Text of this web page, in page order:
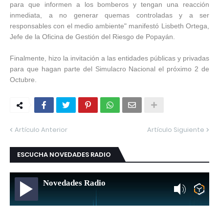
para que informen a los bomberos y tengan una reacción
inmediata, a no generar quemas controladas y a ser
responsables con el medio ambiente" manifestó Lisbeth Ortega,
Jefe de la Oficina de Gestión del Riesgo de Popayán.
Finalmente, hizo la invitación a las entidades públicas y privadas
para que hagan parte del Simulacro Nacional el próximo 2 de
Octubre.
Artículo Anterior Artículo Siguiente
ESCUCHA NOVEDADES RADIO
Novedades Radio